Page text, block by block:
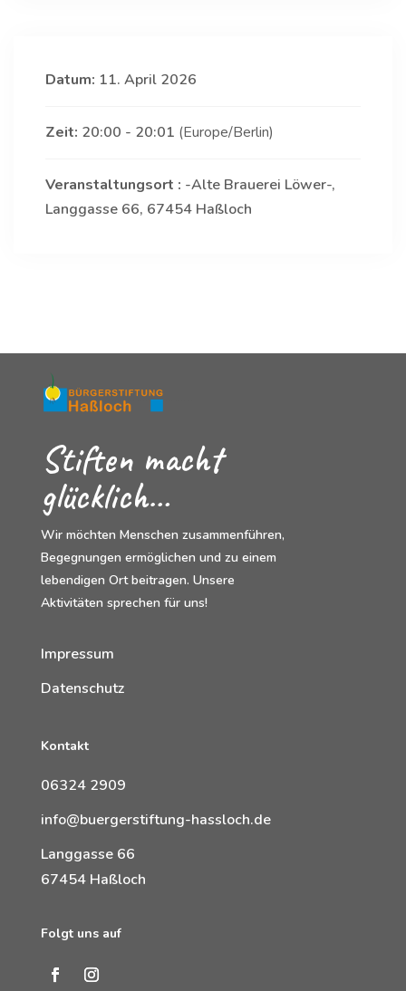
Datum: 11. April 2026
Zeit: 20:00 - 20:01 (Europe/Berlin)
Veranstaltungsort : -Alte Brauerei Löwer-,
Langgasse 66, 67454 Haßloch
Stiften macht
glücklich…
Wir möchten Menschen zusammenführen,
Begegnungen ermöglichen und zu einem
lebendigen Ort beitragen. Unsere
Aktivitäten sprechen für uns!
Impressum
Datenschutz
Kontakt
06324 2909
info@buergerstiftung-hassloch.de
Langgasse 66
67454 Haßloch
Folgt uns auf